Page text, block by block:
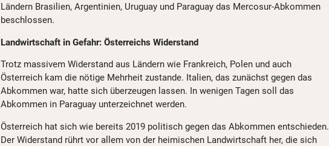
Ländern Brasilien, Argentinien, Uruguay und Paraguay das Mercosur-Abkommen
beschlossen.
Landwirtschaft in Gefahr: Österreichs Widerstand
Trotz massivem Widerstand aus Ländern wie Frankreich, Polen und auch
Österreich kam die nötige Mehrheit zustande. Italien, das zunächst gegen das
Abkommen war, hatte sich überzeugen lassen. In wenigen Tagen soll das
Abkommen in Paraguay unterzeichnet werden.
Österreich hat sich wie bereits 2019 politisch gegen das Abkommen entschieden.
Der Widerstand rührt vor allem von der heimischen Landwirtschaft her, die sich